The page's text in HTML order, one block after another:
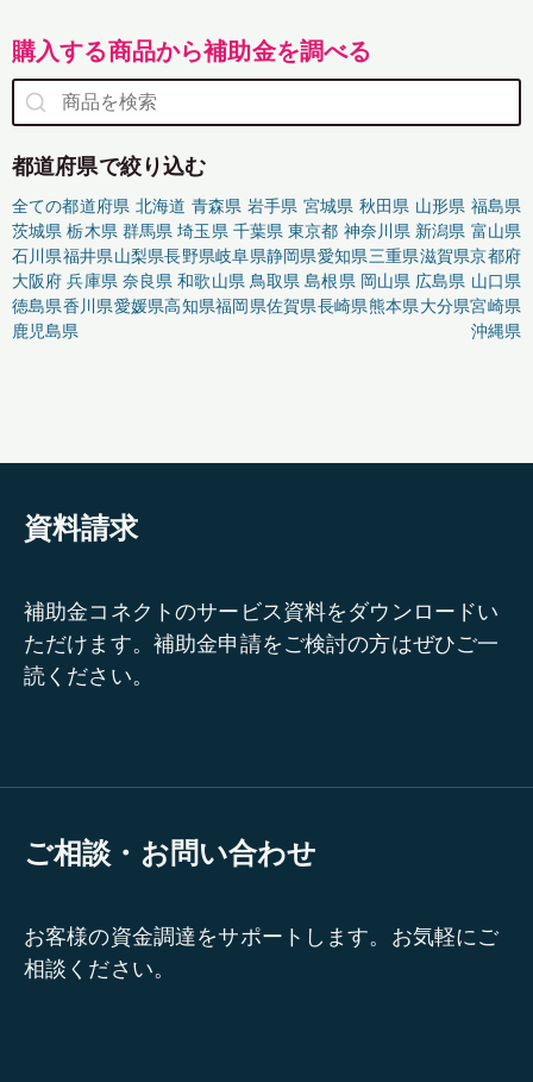
購入する商品から補助金を調べる
都道府県で絞り込む
全ての都道府県 北海道 青森県 岩手県 宮城県 秋田県 山形県 福島県
茨城県 栃木県 群馬県 埼玉県 千葉県 東京都 神奈川県 新潟県 富山県
石川県福井県山梨県長野県岐阜県静岡県愛知県三重県滋賀県京都府
大阪府 兵庫県 奈良県 和歌山県 鳥取県 島根県 岡山県 広島県 山口県
徳島県香川県愛媛県高知県福岡県佐賀県長崎県熊本県大分県宮崎県
鹿児島県
沖縄県
資料請求
補助金コネクトのサービス資料をダウンロードい
ただけます。補助金申請をご検討の方はぜひご一
読ください。
ご相談・お問い合わせ
お客様の資金調達をサポートします。お気軽にご
相談ください。